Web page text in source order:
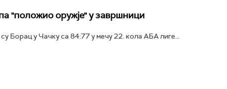
"положио оружје" у завршници
Борац у Чачку са 84:77 у мечу 22. кола АБА лиге...